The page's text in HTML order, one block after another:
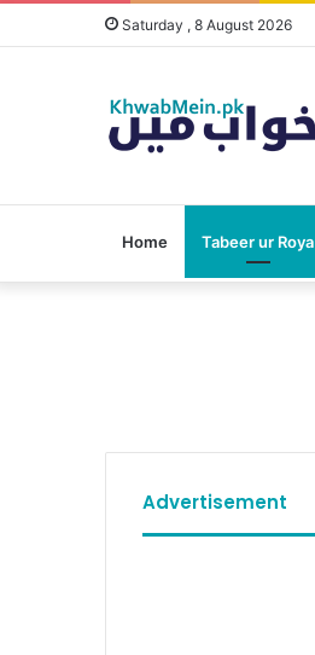
Saturday , 8 August 2026
Home Tabeer ur Roya
Advertisement